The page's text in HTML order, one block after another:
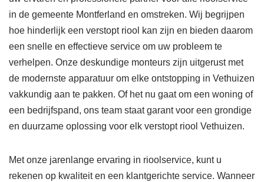
in de gemeente Montferland en omstreken. Wij begrijpen
hoe hinderlijk een verstopt riool kan zijn en bieden daarom
een snelle en effectieve service om uw probleem te
verhelpen. Onze deskundige monteurs zijn uitgerust met
de modernste apparatuur om elke ontstopping in Vethuizen
vakkundig aan te pakken. Of het nu gaat om een woning of
een bedrijfspand, ons team staat garant voor een grondige
en duurzame oplossing voor elk verstopt riool Vethuizen.
Met onze jarenlange ervaring in rioolservice, kunt u
rekenen op kwaliteit en een klantgerichte service. Wanneer